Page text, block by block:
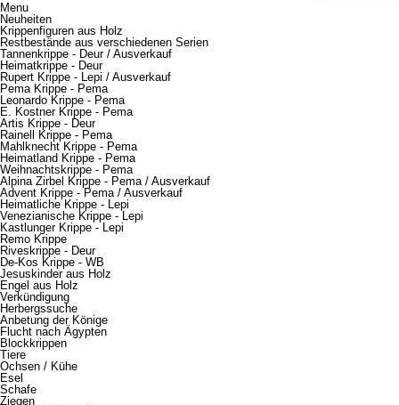
Menu
Neuheiten
Krippenfiguren aus Holz
Restbestände aus verschiedenen Serien
Tannenkrippe - Deur / Ausverkauf
Heimatkrippe - Deur
Rupert Krippe - Lepi / Ausverkauf
Pema Krippe - Pema
Leonardo Krippe - Pema
E. Kostner Krippe - Pema
Artis Krippe - Deur
Rainell Krippe - Pema
Mahlknecht Krippe - Pema
Heimatland Krippe - Pema
Weihnachtskrippe - Pema
Alpina Zirbel Krippe - Pema / Ausverkauf
Advent Krippe - Pema / Ausverkauf
Heimatliche Krippe - Lepi
Venezianische Krippe - Lepi
Kastlunger Krippe - Lepi
Remo Krippe
Riveskrippe - Deur
De-Kos Krippe - WB
Jesuskinder aus Holz
Engel aus Holz
Verkündigung
Herbergssuche
Anbetung der Könige
Flucht nach Ägypten
Blockkrippen
Tiere
Ochsen / Kühe
Esel
Schafe
Ziegen